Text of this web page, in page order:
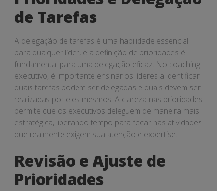
de Tarefas
A delegação de tarefas é uma habilidade essencial
para qualquer líder, e a definição de prioridades é
fundamental para uma delegação eficaz. No coaching
executivo, é importante ensinar os líderes a identificar
quais tarefas podem ser delegadas e quais devem ser
realizadas por eles mesmos. A clareza nas prioridades
permite que os executivos deleguem de maneira mais
estratégica, liberando tempo para focar nas atividades
que realmente exigem sua atenção e expertise.
Revisão e Ajuste de
Prioridades